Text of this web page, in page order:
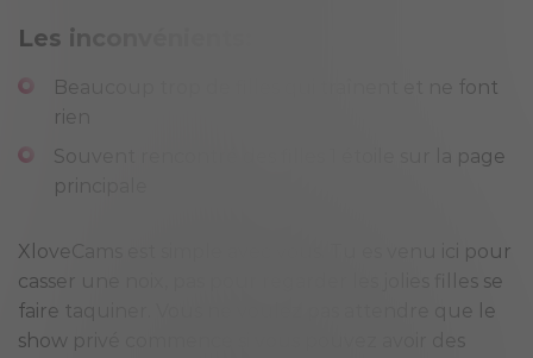
Les inconvénients:
Beaucoup trop de filles qui traînent et ne font
rien
Souvent rencontré des filles 1 étoile sur la page
principale
XloveCams est simple avec vous. Tu es venu ici pour
casser une noix, pas pour regarder les jolies filles se
faire taquiner. Vous ne voulez pas attendre que le
show privé commence si vous pouvez avoir des